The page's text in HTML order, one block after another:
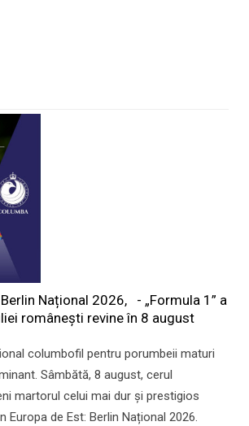
Național 2026, - „Formula 1” a
româneşti revine în 8 august
columbofil pentru porumbeii maturi
Sâmbătă, 8 august, cerul
martorul celui mai dur și prestigios
Europa de Est: Berlin Național 2026.